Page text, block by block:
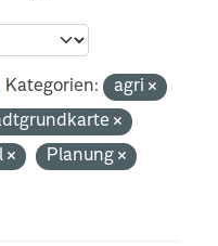
Kategorien:
agri
Planung